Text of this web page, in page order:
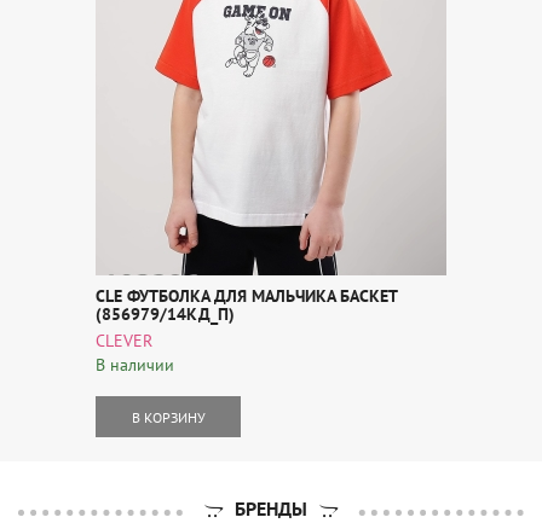
CLE ФУТБОЛКА ДЛЯ МАЛЬЧИКА БАСКЕТ
(856979/14КД_П)
CLEVER
В наличии
В КОРЗИНУ
БРЕНДЫ